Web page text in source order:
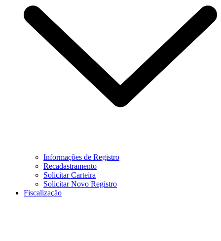
Informações de Registro
Recadastramento
Solicitar Carteira
Solicitar Novo Registro
Fiscalização